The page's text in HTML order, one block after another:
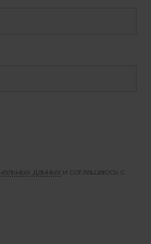
данных